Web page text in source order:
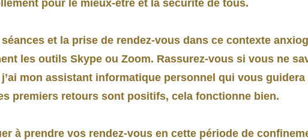
pour le mieux-être et la sécurité de tous.
et la prise de rendez-vous dans ce contexte
les outils Skype ou Zoom. Rassurez-vous si vous ne
mon assistant informatique personnel qui vous guidera
premiers retours sont positifs, cela fonctionne bien.
à prendre vos rendez-vous en cette période de